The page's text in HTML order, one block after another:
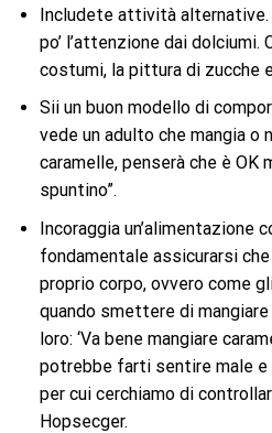
Includete attività
po’ l’attenzione dai
costumi, la pittura di zucche
Sii un buon modello di
vede un adulto che mangia
caramelle, penserà che è OK
spuntino”.
Incoraggia un’alimentazione
fondamentale assicurarsi
proprio corpo, ovvero come
quando smettere di
loro: ‘Va bene mangiare
potrebbe farti sentire male
per cui cerchiamo di
Hopsecger.